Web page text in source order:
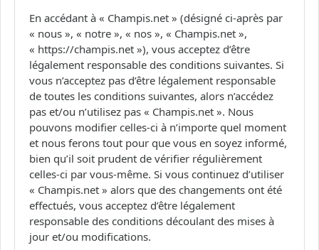
En accédant à « Champis.net » (désigné ci-après par
« nous », « notre », « nos », « Champis.net »,
« https://champis.net »), vous acceptez d’être
légalement responsable des conditions suivantes. Si
vous n’acceptez pas d’être légalement responsable
de toutes les conditions suivantes, alors n’accédez
pas et/ou n’utilisez pas « Champis.net ». Nous
pouvons modifier celles-ci à n’importe quel moment
et nous ferons tout pour que vous en soyez informé,
bien qu’il soit prudent de vérifier régulièrement
celles-ci par vous-même. Si vous continuez d’utiliser
« Champis.net » alors que des changements ont été
effectués, vous acceptez d’être légalement
responsable des conditions découlant des mises à
jour et/ou modifications.